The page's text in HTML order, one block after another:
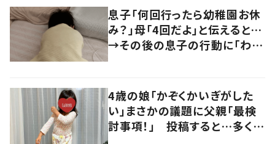
息子「何回行ったら幼稚園お休
み？」母「4回だよ」と伝えると…
→その後の息子の行動に「わか
4歳の娘「かぞくかいぎがした
い」まさかの議題に父親「最検
討事項！」 投稿すると…多くの